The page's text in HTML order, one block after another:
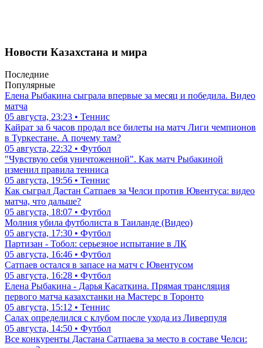
Новости Казахстана и мира
Последние
Популярные
Елена Рыбакина сыграла впервые за месяц и победила. Видео
матча
05 августа, 23:23 • Теннис
Кайрат за 6 часов продал все билеты на матч Лиги чемпионов
в Туркестане. А почему там?
05 августа, 22:32 • Футбол
"Чувствую себя уничтоженной". Как матч Рыбакиной
изменил правила тенниса
05 августа, 19:56 • Теннис
Как сыграл Дастан Сатпаев за Челси против Ювентуса: видео
матча, что дальше?
05 августа, 18:07 • Футбол
Молния убила футболиста в Таиланде (Видео)
05 августа, 17:30 • Футбол
Партизан - Тобол: серьезное испытание в ЛК
05 августа, 16:46 • Футбол
Сатпаев остался в запасе на матч с Ювентусом
05 августа, 16:28 • Футбол
Елена Рыбакина - Дарья Касаткина. Прямая трансляция
первого матча казахстанки на Мастерс в Торонто
05 августа, 15:12 • Теннис
Салах определился с клубом после ухода из Ливерпуля
05 августа, 14:50 • Футбол
Все конкуренты Дастана Сатпаева за место в составе Челси: